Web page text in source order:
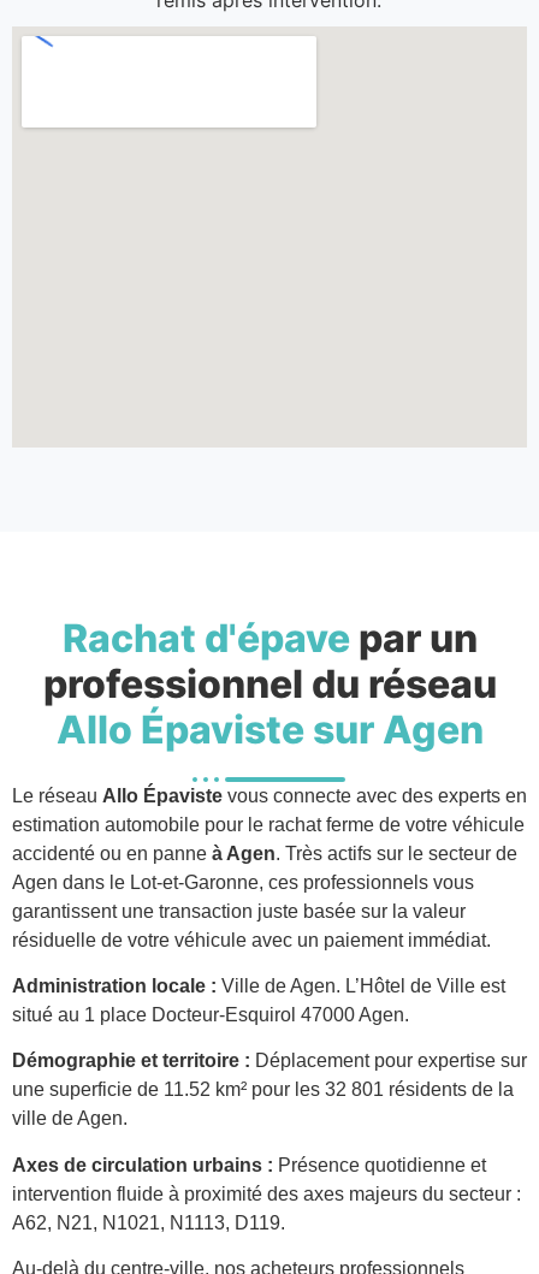
Rachat d'épavepar un
professionnel du réseau
Allo Épaviste sur Agen
Le réseau Allo Épaviste vous connecte avec des experts en
estimation automobile pour le rachat ferme de votre véhicule
accidenté ou en panne à Agen. Très actifs sur le secteur de
Agen dans le Lot-et-Garonne, ces professionnels vous
garantissent une transaction juste basée sur la valeur
résiduelle de votre véhicule avec un paiement immédiat.
Administration locale : Ville de Agen. L’Hôtel de Ville est
situé au 1 place Docteur-Esquirol 47000 Agen.
Démographie et territoire : Déplacement pour expertise sur
une superficie de 11.52 km² pour les 32 801 résidents de la
ville de Agen.
Axes de circulation urbains : Présence quotidienne et
intervention fluide à proximité des axes majeurs du secteur :
A62, N21, N1021, N1113, D119.
Au-delà du centre-ville, nos acheteurs professionnels